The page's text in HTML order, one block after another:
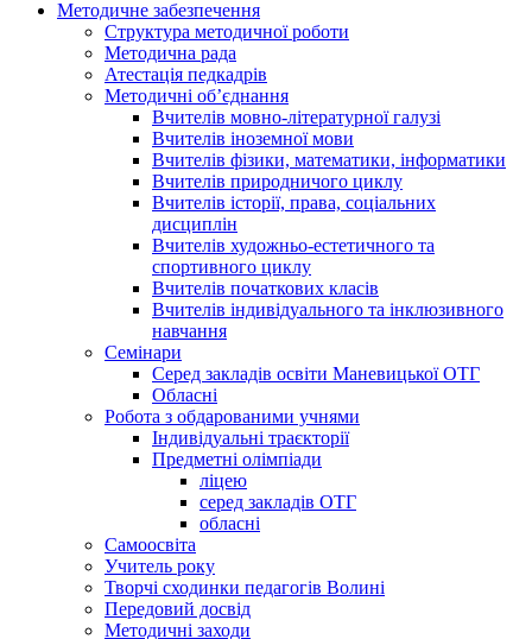
Методичне забезпечення
Структура методичної роботи
Методична рада
Атестація педкадрів
Методичні об’єднання
Вчителів мовно-літературної галузі
Вчителів іноземної мови
Вчителів фізики, математики, інформатики
Вчителів природничого циклу
Вчителів історії, права, соціальних
дисциплін
Вчителів художньо-естетичного та
спортивного циклу
Вчителів початкових класів
Вчителів індивідуального та інклюзивного
навчання
Семінари
Серед закладів освіти Маневицької ОТГ
Обласні
Робота з обдарованими учнями
Індивідуальні траєкторії
Предметні олімпіади
ліцею
серед закладів ОТГ
обласні
Самоосвіта
Учитель року
Творчі сходинки педагогів Волині
Передовий досвід
Методичні заходи